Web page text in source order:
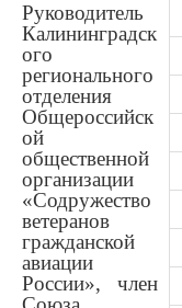
Руководитель
Калининградск
ого
регионального
отделения
Общероссийск
ой
общественной
организации
«Содружество
ветеранов
гражданской
авиации
России», член